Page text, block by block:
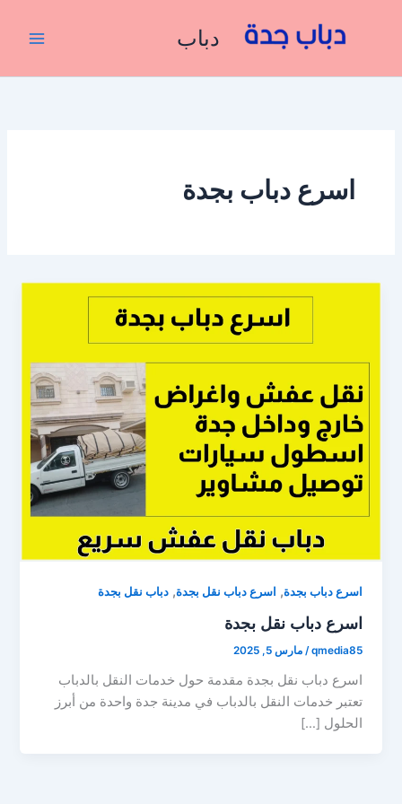
دباب
اسرع دباب بجدة
اسرع دباب بجدة, اسرع دباب نقل بجدة,دباب نقل بجدة
اسرع دباب نقل بجدة
qmedia85
/مارس 5, 2025
اسرع دباب نقل بجدة مقدمة حول خدمات النقل بالدباب
تعتبر خدمات النقل بالدباب في مدينة جدة واحدة من أبرز
الحلول […]